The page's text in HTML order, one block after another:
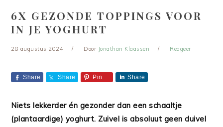
6X GEZONDE TOPPINGS VOOR
IN JE YOGHURT
28 augustus 2024 Door Jonathan Klaassen Reageer
Share Share Pin Share
Niets lekkerder én gezonder dan een schaaltje
(plantaardige) yoghurt. Zuivel is absoluut geen duivel